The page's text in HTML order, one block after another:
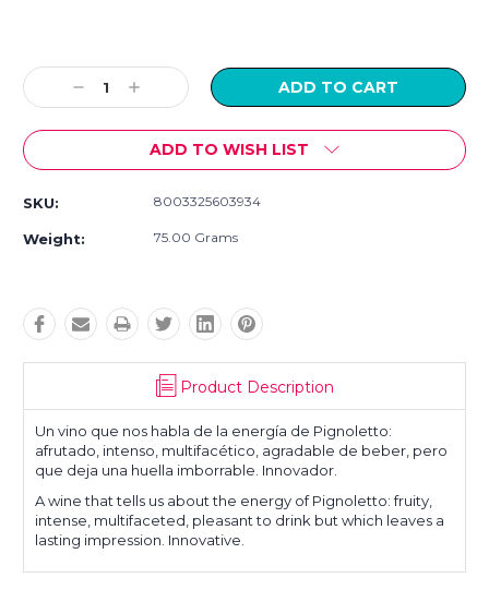
Stock:
Decrease
Quantity:
Increase
Quantity:
ADD TO WISH LIST
SKU: 8003325603934
Weight: 75.00 Grams
Product Description
Un vino que nos habla de la energía de Pignoletto:
afrutado, intenso, multifacético, agradable de beber, pero
que deja una huella imborrable. Innovador.
A wine that tells us about the energy of Pignoletto: fruity,
intense, multifaceted, pleasant to drink but which leaves a
lasting impression. Innovative.